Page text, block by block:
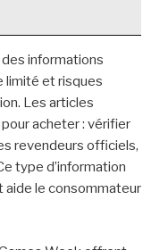
informations
limité et risques
Les articles
acheter : vérifier
revendeurs officiels,
type d’information
aide le consommateur